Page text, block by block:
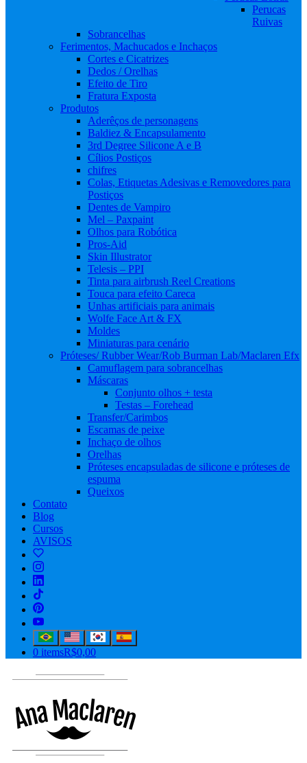
Perucas
Ruivas
Sobrancelhas
Ferimentos, Machucados e Inchaços
Cortes e Cicatrizes
Dedos / Orelhas
Efeito de Tiro
Fratura Exposta
Produtos
Aderêços de personagens
Baldiez & Encapsulamento
3rd Degree Silicone A e B
Cílios Postiços
chifres
Colas, Etiquetas Adesivas e Removedores para
Postiços
Dentes de Vampiro
Mel – Paxpaint
Olhos para Robótica
Pros-Aid
Skin Illustrator
Telesis – PPI
Tinta para airbrush Reel Creations
Touca para efeito Careca
Unhas artificiais para animais
Wolfe Face Art & FX
Moldes
Miniaturas para cenário
Próteses/ Rubber Wear/Rob Burman Lab/Maclaren Efx
Camuflagem para sobrancelhas
Máscaras
Conjunto olhos + testa
Testas – Forehead
Transfer/Carimbos
Escamas de peixe
Inchaço de olhos
Orelhas
Próteses encapsuladas de silicone e próteses de
espuma
Queixos
Contato
Blog
Cursos
AVISOS
0 itemsR$0,00